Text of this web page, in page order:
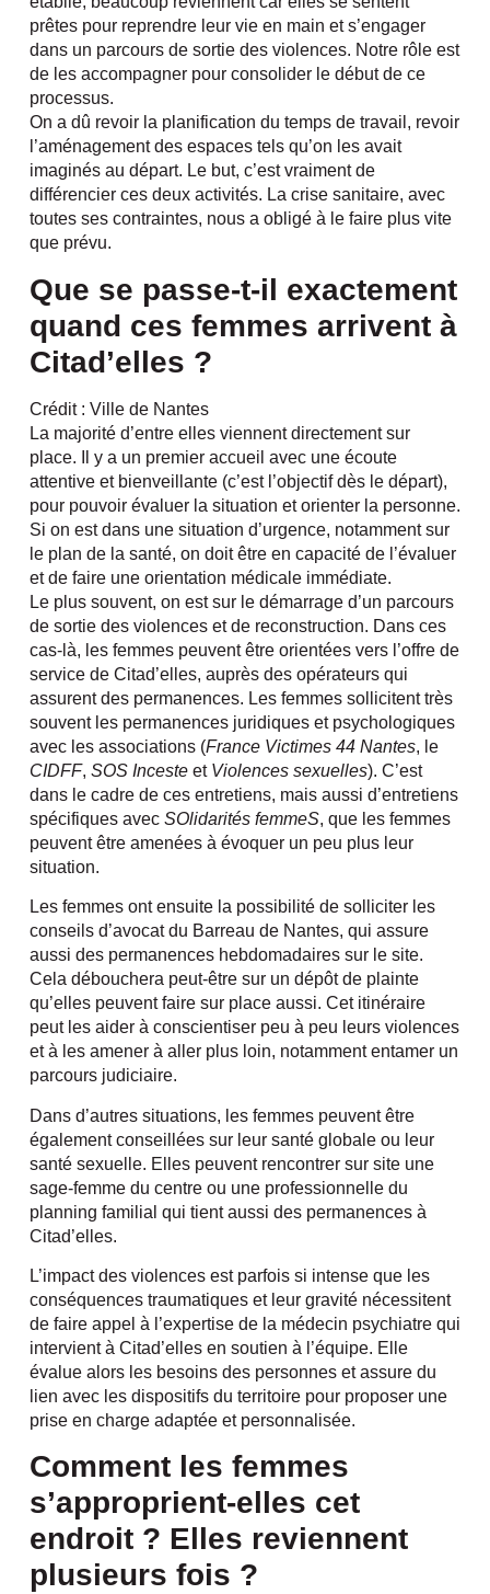
prêtes pour reprendre leur vie en main et s’engager
dans un parcours de sortie des violences. Notre rôle est
de les accompagner pour consolider le début de ce
processus.
On a dû revoir la planification du temps de travail, revoir
l’aménagement des espaces tels qu’on les avait
imaginés au départ. Le but, c’est vraiment de
différencier ces deux activités. La crise sanitaire, avec
toutes ses contraintes, nous a obligé à le faire plus vite
que prévu.
Que se passe-t-il exactement
quand ces femmes arrivent à
Citad’elles ?
Crédit : Ville de Nantes
La majorité d’entre elles viennent directement sur
place. Il y a un premier accueil avec une écoute
attentive et bienveillante (c’est l’objectif dès le départ),
pour pouvoir évaluer la situation et orienter la personne.
Si on est dans une situation d’urgence, notamment sur
le plan de la santé, on doit être en capacité de l’évaluer
et de faire une orientation médicale immédiate.
Le plus souvent, on est sur le démarrage d’un parcours
de sortie des violences et de reconstruction. Dans ces
cas-là, les femmes peuvent être orientées vers l’offre de
service de Citad’elles, auprès des opérateurs qui
assurent des permanences. Les femmes sollicitent très
souvent les permanences juridiques et psychologiques
avec les associations (France Victimes 44 Nantes, le
CIDFF, SOS Incesteet Violences sexuelles). C’est
dans le cadre de ces entretiens, mais aussi d’entretiens
spécifiques avec SOlidarités femmeS, que les femmes
peuvent être amenées à évoquer un peu plus leur
situation.
Les femmes ont ensuite la possibilité de solliciter les
conseils d’avocat du Barreau de Nantes, qui assure
aussi des permanences hebdomadaires sur le site.
Cela débouchera peut-être sur un dépôt de plainte
qu’elles peuvent faire sur place aussi. Cet itinéraire
peut les aider à conscientiser peu à peu leurs violences
et à les amener à aller plus loin, notamment entamer un
parcours judiciaire.
Dans d’autres situations, les femmes peuvent être
également conseillées sur leur santé globale ou leur
santé sexuelle. Elles peuvent rencontrer sur site une
sage-femme du centre ou une professionnelle du
planning familial qui tient aussi des permanences à
Citad’elles.
L’impact des violences est parfois si intense que les
conséquences traumatiques et leur gravité nécessitent
de faire appel à l’expertise de la médecin psychiatre qui
intervient à Citad’elles en soutien à l’équipe. Elle
évalue alors les besoins des personnes et assure du
lien avec les dispositifs du territoire pour proposer une
prise en charge adaptée et personnalisée.
Comment les femmes
s’approprient-elles cet
endroit ? Elles reviennent
plusieurs fois ?